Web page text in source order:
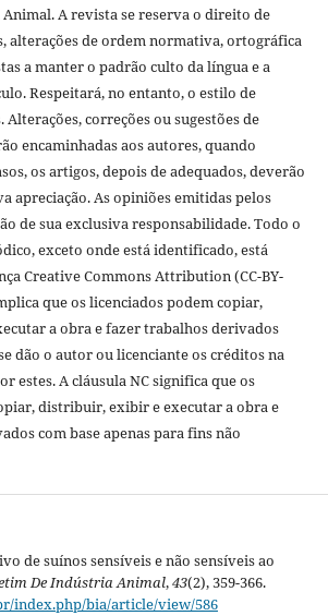
A revista se reserva o direito de
alterações de ordem normativa, ortográfica
a manter o padrão culto da língua e a
Respeitará, no entanto, o estilo de
correções ou sugestões de
encaminhadas aos autores, quando
os artigos, depois de adequados, deverão
apreciação. As opiniões emitidas pelos
de sua exclusiva responsabilidade. Todo o
exceto onde está identificado, está
Creative Commons Attribution (CC-BY-
que os licenciados podem copiar,
a obra e fazer trabalhos derivados
dão o autor ou licenciante os créditos na
estes. A cláusula NC significa que os
distribuir, exibir e executar a obra e
com base apenas para fins não
de suínos sensíveis e não sensíveis ao
De Indústria Animal,43(2), 359-366.
index.php/bia/article/view/586